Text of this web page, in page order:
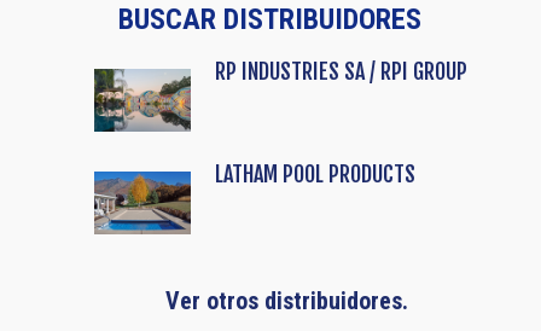
BUSCAR DISTRIBUIDORES
RP INDUSTRIES SA / RPI GROUP
LATHAM POOL PRODUCTS
Ver otros distribuidores.